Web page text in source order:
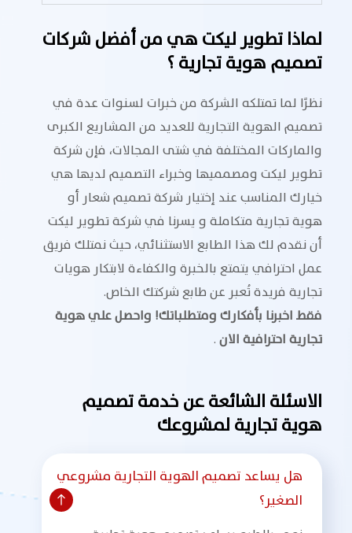
لماذا تطوير ليكت هي من أفضل شركات
تصميم هوية تجارية ؟
نظرًا لما تمتلكه الشركة من خبرات لسنوات عدة في
تصميم الهوية التجارية للعديد من المشاريع الكبرى
والماركات المختلفة في شتى المجالات، فإن شركة
تطوير ليكت ومصمميها وخبراء التصميم لديها هي
خيارك المناسب عند إختيار شركة تصميم شعار أو
هوية تجارية متكاملة و يسرنا في شركة تطوير ليكت
أن نقدم لك هذا الطابع الاستثنائي، حيث نمتلك فريق
عمل احترافي يتمتع بالخبرة والكفاءة لابتكار هويات
تجارية فريدة تُعبر عن طابع شركتك الخاص.
فقط اخبرنا بأفكارك ومتطلباتك! واحصل علي هوية
تجارية احترافية الان.
الاسئلة الشائعة عن خدمة تصميم
هوية تجارية لمشروعك
هل يساعد تصميم الهوية التجارية مشروعي
الصغير؟